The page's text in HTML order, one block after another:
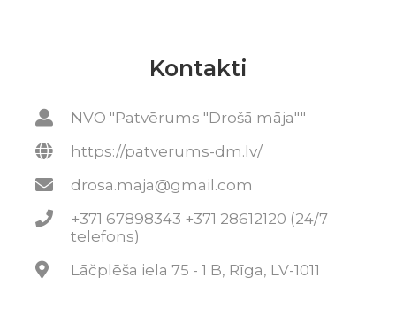
Kontakti
NVO "Patvērums "Drošā māja""
https://patverums-dm.lv/
drosa.maja@gmail.com
+371 67898343 +371 28612120 (24/7
telefons)
Lāčplēša iela 75 - 1 B, Rīga, LV-1011